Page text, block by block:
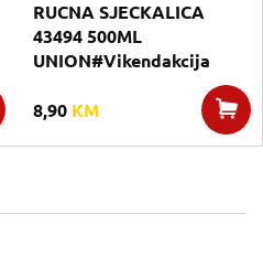
RUCNA SJECKALICA
43494 500ML
UNION#Vikendakcija
8,90 KM